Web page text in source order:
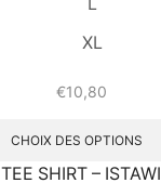
XL
€10,80
CHOIX DES OPTIONS
TEE SHIRT – ISTAWI